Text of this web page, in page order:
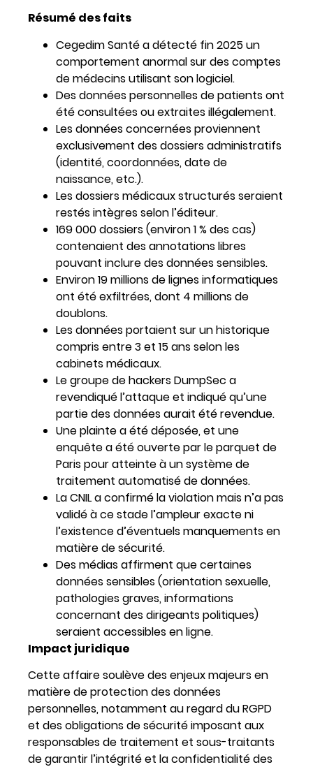
Résumé des faits
Cegedim Santé a détecté fin 2025 un
comportement anormal sur des comptes
de médecins utilisant son logiciel.
Des données personnelles de patients ont
été consultées ou extraites illégalement.
Les données concernées proviennent
exclusivement des dossiers administratifs
(identité, coordonnées, date de
naissance, etc.).
Les dossiers médicaux structurés seraient
restés intègres selon l’éditeur.
169 000 dossiers (environ 1 % des cas)
contenaient des annotations libres
pouvant inclure des données sensibles.
Environ 19 millions de lignes informatiques
ont été exfiltrées, dont 4 millions de
doublons.
Les données portaient sur un historique
compris entre 3 et 15 ans selon les
cabinets médicaux.
Le groupe de hackers DumpSec a
revendiqué l’attaque et indiqué qu’une
partie des données aurait été revendue.
Une plainte a été déposée, et une
enquête a été ouverte par le parquet de
Paris pour atteinte à un système de
traitement automatisé de données.
La CNIL a confirmé la violation mais n’a pas
validé à ce stade l’ampleur exacte ni
l’existence d’éventuels manquements en
matière de sécurité.
Des médias affirment que certaines
données sensibles (orientation sexuelle,
pathologies graves, informations
concernant des dirigeants politiques)
seraient accessibles en ligne.
Impact juridique
Cette affaire soulève des enjeux majeurs en
matière de protection des données
personnelles, notamment au regard du RGPD
et des obligations de sécurité imposant aux
responsables de traitement et sous-traitants
de garantir l’intégrité et la confidentialité des